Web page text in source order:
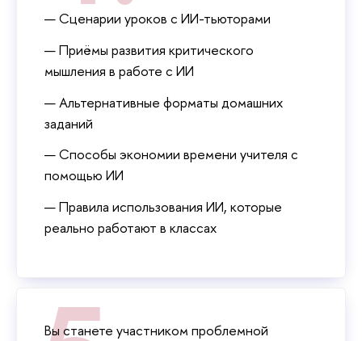
Сценарии уроков с ИИ-тьюторами
Приёмы развития критического
мышления в работе с ИИ
Альтернативные форматы домашних
заданий
Способы экономии времени учителя с
помощью ИИ
Правила использования ИИ, которые
реально работают в классах
ы станете участником проблемной